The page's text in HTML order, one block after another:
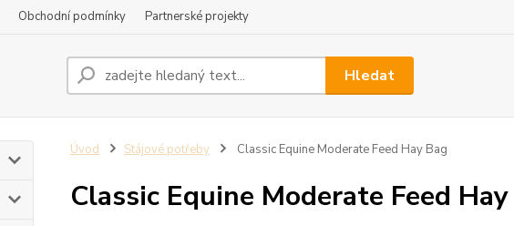
Obchodní podmínky Partnerské projekty
Hledat
Úvod Stájové potřeby Classic Equine Moderate Feed Hay Bag
Classic Equine Moderate Feed